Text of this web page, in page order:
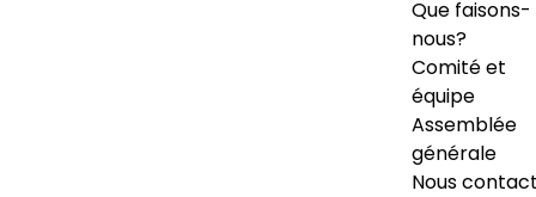
Que faisons-
nous?
Comité et
équipe
Assemblée
générale
Nous